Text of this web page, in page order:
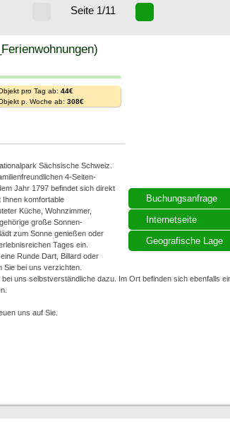
Seite 1/11
Buchungsanfrage
Internetseite
Geografische Lage
pro Tag ab: 44€
p. Woche ab: 308€
Sächsische Schweiz.
4-Seiten-
Jahr 1797 befindet sich direkt
komfortable
Küche, Wohnzimmer,
große Sonnen-
zum Sonne genießen oder
Tages ein.
Runde Dart, Billard oder
bei uns verzichten.
uns selbstverständliche dazu. Im Ort befinden sich ebenfalls
uns auf Sie.